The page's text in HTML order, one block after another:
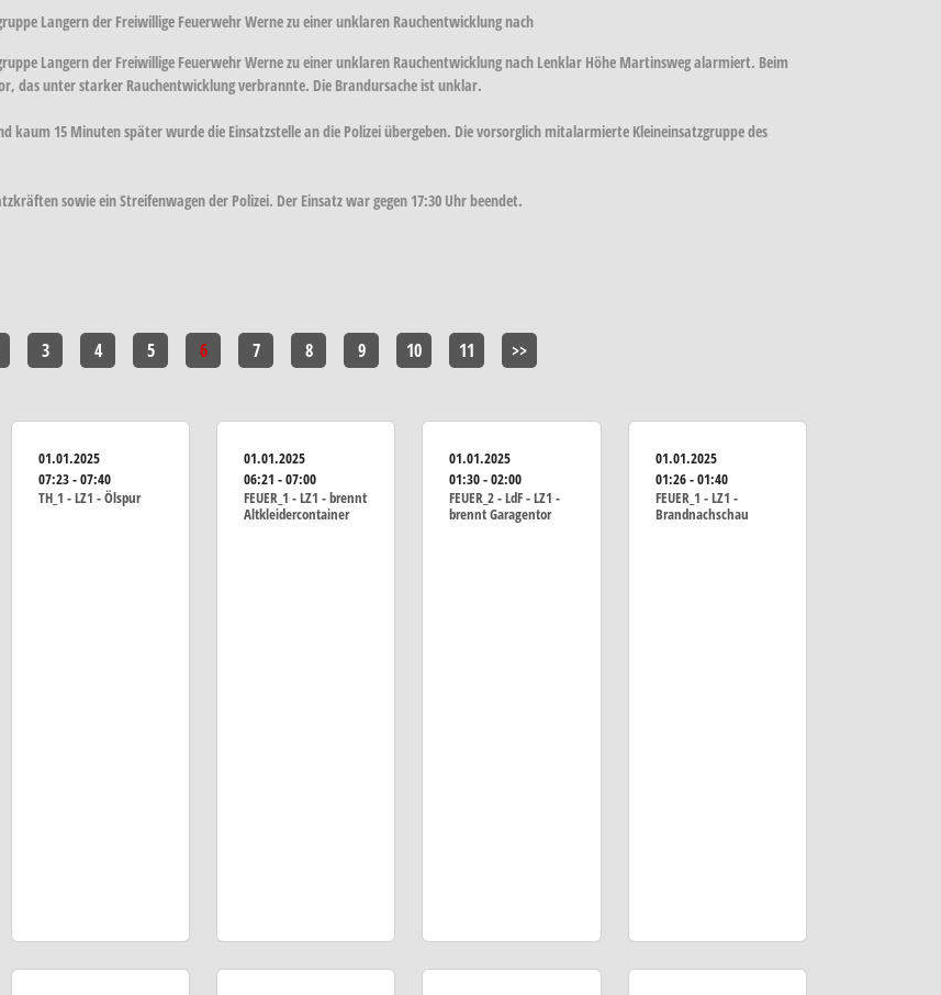
Langern der Freiwillige Feuerwehr Werne zu einer unklaren Rauchentwicklung nach
Langern der Freiwillige Feuerwehr Werne zu einer unklaren Rauchentwicklung nach Lenklar Höhe Martinsweg alarmiert. Beim
das unter starker Rauchentwicklung verbrannte. Die Brandursache ist unklar.
kaum 15 Minuten später wurde die Einsatzstelle an die Polizei übergeben. Die vorsorglich mitalarmierte Kleineinsatzgruppe des
sowie ein Streifenwagen der Polizei. Der Einsatz war gegen 17:30 Uhr beendet.
3 4 5 6 7 8 9 10 11 >>
01.01.2025
07:23 - 07:40
TH_1 - LZ1 - Ölspur
01.01.2025
06:21 - 07:00
FEUER_1 - LZ1 - brennt
Altkleidercontainer
01.01.2025
01:30 - 02:00
FEUER_2 - LdF - LZ1 -
brennt Garagentor
01.01.2025
01:26 - 01:40
FEUER_1 - LZ1 -
Brandnachschau